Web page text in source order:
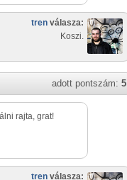
tren válasza:
Koszi.
adott pontszám: 5
rajta, grat!
tren válasza: